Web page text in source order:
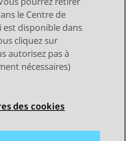
le Centre de
est disponible dans
cliquez sur
autorisez pas à
nécessaires)
des cookies